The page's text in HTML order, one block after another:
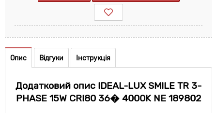
Опис Відгуки Інструкція
Додатковий опис IDEAL-LUX SMILE TR 3-
PHASE 15W CRI80 36� 4000K NE 189802